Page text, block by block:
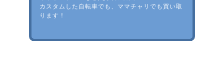
カスタムした自転車でも、ママチャリでも買い取
ります！